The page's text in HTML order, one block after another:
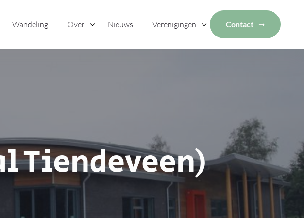
Wandeling Over Nieuws Verenigingen Contact
Tiendeveen)